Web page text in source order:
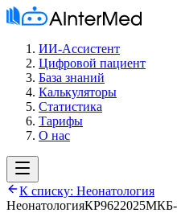
ИИ-Ассистент
Цифровой пациент
База знаний
Калькуляторы
Статистика
Тарифы
О нас
К списку: Неонатология
НеонатологияКР9622025МКБ-